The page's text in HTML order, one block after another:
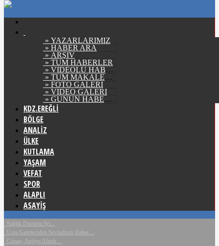
» YAZARLARIMIZ
» HABER ARA
» ARŞİV
» TÜM HABERLER
» VİDEOLU HABERLER
» TÜM MAKALELER
» FOTO GALERİ
» VİDEO GALERİ
» GÜNÜN HABERLERİ
KDZ.EREĞLİ
BÖLGE
ANALİZ
ÜLKE
KUTLAMA
YAŞAM
VEFAT
SPOR
ALAPLI
ASAYİŞ
Sağlık Durumu İyi...
Usta Gazeteciden Sevindiren Haber....
Günay, Anjiyo Alındı....